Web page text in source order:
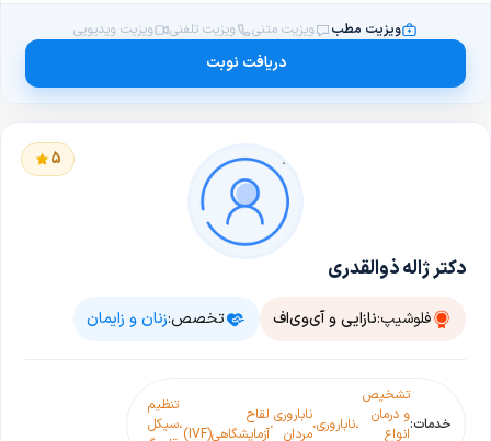
ویزیت مطب ویزیت متنی ویزیت تلفنی ویزیت ویدیویی
دریافت نوبت
5
دکتر ژاله ذوالقدری
فلوشیپ:نازایی و آی‌وی‌اف تخصص:زنان و زایمان
خدمات:
تشخیص
و درمان
انواع
،ناباروری،ناباروری
مردان ،لقاح
آزمایشگاهی(IVF)
،
تنظیم
سیکل